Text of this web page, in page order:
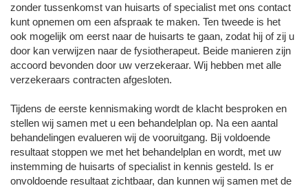
zonder tussenkomst van huisarts of specialist met ons contact
kunt opnemen om een afspraak te maken. Ten tweede is het
ook mogelijk om eerst naar de huisarts te gaan, zodat hij of zij u
door kan verwijzen naar de fysiotherapeut. Beide manieren zijn
accoord bevonden door uw verzekeraar. Wij hebben met alle
verzekeraars contracten afgesloten.
Tijdens de eerste kennismaking wordt de klacht besproken en
stellen wij samen met u een behandelplan op. Na een aantal
behandelingen evalueren wij de vooruitgang. Bij voldoende
resultaat stoppen we met het behandelplan en wordt, met uw
instemming de huisarts of specialist in kennis gesteld. Is er
onvoldoende resultaat zichtbaar, dan kunnen wij samen met de